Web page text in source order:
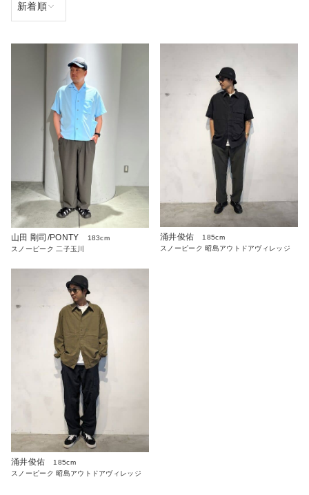
山田 剛司/PONTY
183cm
スノーピーク 二子玉川
涌井俊佑
185cm
スノーピーク 昭島アウトドアヴィレッジ
涌井俊佑
185cm
スノーピーク 昭島アウトドアヴィレッジ